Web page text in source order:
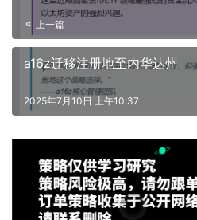
上一篇
a16z迁移注册地至内华达州
2025年7月10日 上午10:37